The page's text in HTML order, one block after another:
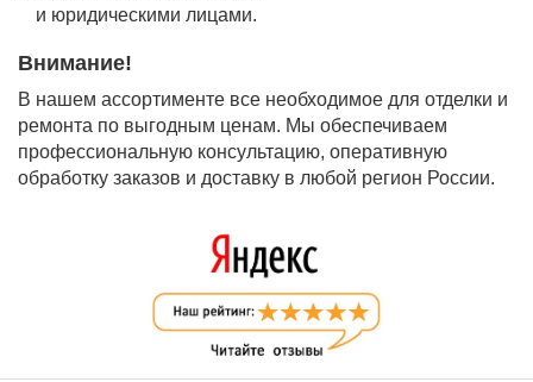
и юридическими лицами.
Внимание!
В нашем ассортименте все необходимое для отделки и
ремонта по выгодным ценам. Мы обеспечиваем
профессиональную консультацию, оперативную
обработку заказов и доставку в любой регион России.